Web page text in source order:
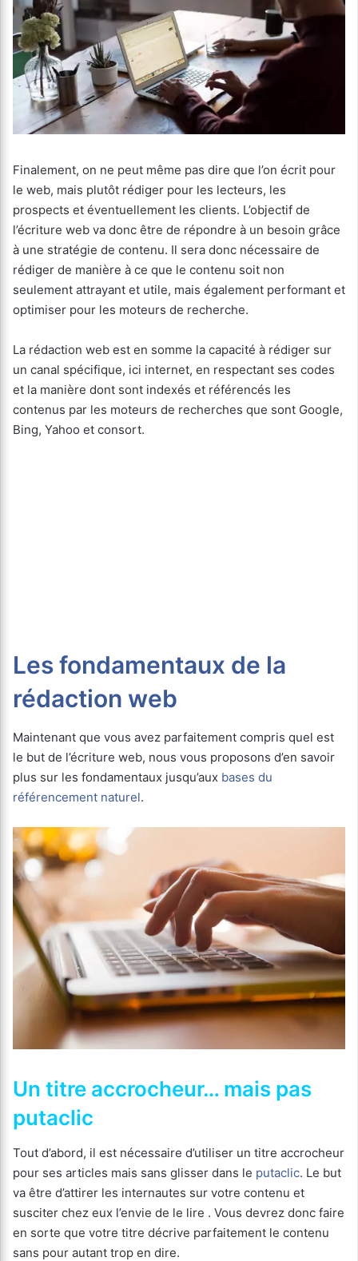
Finalement, on ne peut même pas dire que l’on écrit pour
le web, mais plutôt rédiger pour les lecteurs, les
prospects et éventuellement les clients. L’objectif de
l’écriture web va donc être de répondre à un besoin grâce
à une stratégie de contenu. Il sera donc nécessaire de
rédiger de manière à ce que le contenu soit non
seulement attrayant et utile, mais également performant et
optimiser pour les moteurs de recherche.
La rédaction web est en somme la capacité à rédiger sur
un canal spécifique, ici internet, en respectant ses codes
et la manière dont sont indexés et référencés les
contenus par les moteurs de recherches que sont Google,
Bing, Yahoo et consort.
Les fondamentaux de la
rédaction web
Maintenant que vous avez parfaitement compris quel est
le but de l’écriture web, nous vous proposons d’en savoir
plus sur les fondamentaux jusqu’aux bases du
référencement naturel.
Un titre accrocheur… mais pas
putaclic
Tout d’abord, il est nécessaire d’utiliser un titre accrocheur
pour ses articles mais sans glisser dans le putaclic. Le but
va être d’attirer les internautes sur votre contenu et
susciter chez eux l’envie de le lire . Vous devrez donc faire
en sorte que votre titre décrive parfaitement le contenu
sans pour autant trop en dire.